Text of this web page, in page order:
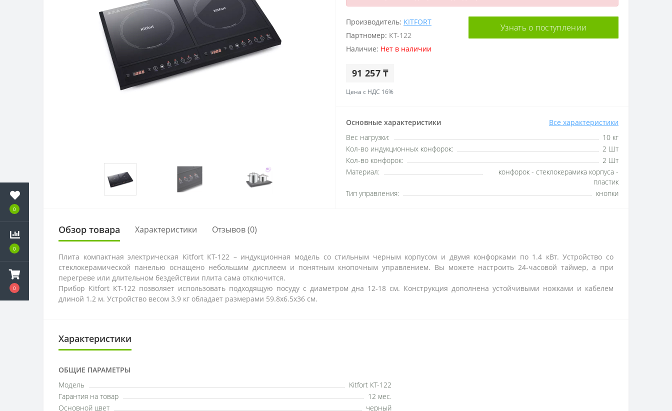
0
0
0
Производитель: KITFORT
Партномер: КТ-122
Наличие: Нет в наличии
91 257 ₸
Цена с НДС 16%
Узнать о поступлении
Основные характеристики Все характеристики
Вес нагрузки:
10 кг
Кол-во индукционных конфорок:
2 Шт
Кол-во конфорок:
2 Шт
Материал:
конфорок - стеклокерамика корпуса -
пластик
Тип управления:
кнопки
Обзор товара Характеристики Отзывов (0)
Плита компактная электрическая Kitfort КТ-122 – индукционная модель со стильным черным корпусом и двумя конфорками по 1.4 кВт. Устройство со
стеклокерамической панелью оснащено небольшим дисплеем и понятным кнопочным управлением. Вы можете настроить 24-часовой таймер, а при
перегреве или длительном бездействии плита сама отключится.
Прибор Kitfort КТ-122 позволяет использовать подходящую посуду с диаметром дна 12-18 см. Конструкция дополнена устойчивыми ножками и кабелем
длиной 1.2 м. Устройство весом 3.9 кг обладает размерами 59.8x6.5x36 см.
Характеристики
ОБЩИЕ ПАРАМЕТРЫ
Модель
Kitfort КТ-122
Гарантия на товар
12 мес.
Основной цвет
черный